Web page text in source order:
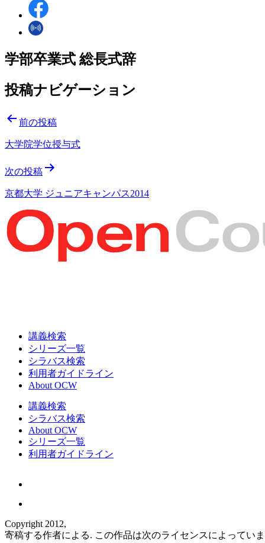
学部卒業式 総長式辞
投稿ナビゲーション
前の投稿
大学院学位授与式
次の投稿
京都大学 ジュニアキャンパス2014
講義検索
シリーズ一覧
シラバス検索
利用者ガイドライン
About OCW
講義検索
シラバス検索
About OCW
シリーズ一覧
利用者ガイドライン
Copyright 2012,
寄稿する作者による. この作品は次のライセンスによってい